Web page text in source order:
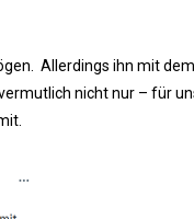
Allerdings ihn mit
nicht nur – für